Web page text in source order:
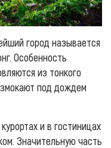
город называется
Особенность
из тонкого
под дождем
и в гостиницах
Значительную часть